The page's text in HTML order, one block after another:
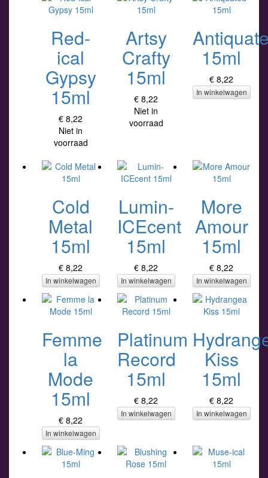
Red-
ical
Gypsy
15ml
€ 8,22
Niet in
voorraad
Artsy
Crafty
15ml
€ 8,22
Niet in
voorraad
15ml
€ 8,22
In winkelwagen
Cold
Metal
15ml
€ 8,22
In winkelwagen
Lumin-
ICEcent
15ml
€ 8,22
In winkelwagen
More
Amour
15ml
€ 8,22
In winkelwagen
Femme
la
Mode
15ml
€ 8,22
In winkelwagen
Platinum
Record
15ml
€ 8,22
In winkelwagen
Kiss
15ml
€ 8,22
In winkelwagen